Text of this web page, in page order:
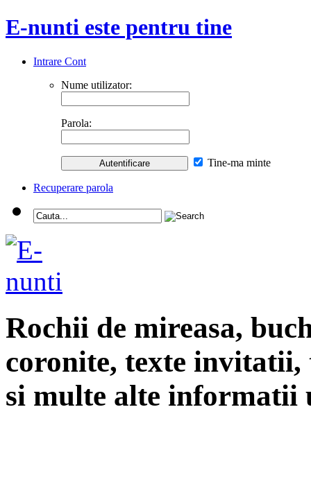
E-nunti este pentru tine
Intrare Cont
Nume utilizator:
Parola:
Tine-ma minte
Recuperare parola
Rochii de mireasa,
coronite, texte
si multe alte informatii